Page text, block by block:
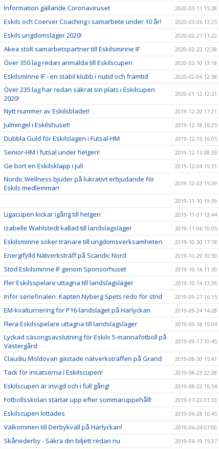
Information gällande Coronaviruset 2020-03-11 15:28
Eskils och Coerver Coaching i samarbete under 10 år! 2020-03-06 13:25
Eskils ungdomsläger 2020! 2020-02-27 11:22
Akea stolt samarbetspartner till Eskilsminne IF 2020-02-22 12:38
Över 350 lag redan anmälda till Eskilscupen 2020-02-10 13:18
Eskilsminne IF - en stabil klubb i nutid och framtid 2020-02-06 12:58
Över 235 lag har redan säkrat sin plats i Eskilcupen
2020!
2020-01-12 12:31
Nytt nummer av Eskilsbladet! 2019-12-20 17:21
Julmingel i Eskilshuset! 2019-12-18 16:25
Dubbla Guld för Eskilslagen i Futsal-HM 2019-12-15 16:05
Senior-HM i futsal under helgen! 2019-12-13 08:33
Ge bort en Eskilsklapp i jul! 2019-12-04 15:31
Nordic Wellness bjuder på lukrativt erbjudande för
Eskils medlemmar!
2019-12-03 15:39
2019-11-10 19:39
Ligacupen kickar igång till helgen 2019-11-07 13:44
Izabelle Wahlstedt kallad till landslagsläger 2019-11-06 10:05
Eskilsminne söker tränare till ungdomsverksamheten 2019-10-30 17:18
Energifylld Nätverksträff på Scandic Nord 2019-10-29 10:50
Stöd Eskilsminne IF genom Sponsorhuset 2019-10-16 11:30
Fler Eskilsspelare uttagna till landslagsläger 2019-10-14 13:36
Inför seriefinalen: Kapten Nyberg Spets redo för strid 2019-09-27 16:15
EM-kvalturnering för P16-landslaget på Harlyckan 2019-09-24 14:28
Flera Eskilsspelare uttagna till landslagsläger 2019-09-18 15:04
Lyckad säsongsavslutning för Eskils 5-mannafotboll på
Västergård
2019-09-17 10:45
Claudiu Moldovan gästade nätverksträffen på Grand 2019-08-30 15:41
Tack för insatserna i Eskilscupen! 2019-08-23 22:28
Eskilscupen är invigd och i full gång! 2019-08-02 16:54
Fotbollsskolan startar upp efter sommaruppehåll! 2019-07-22 01:33
Eskilscupen lottades 2019-06-28 16:45
Välkommen till Derbykväll på Harlyckan! 2019-06-24 07:00
Skånederby - Säkra din biljett redan nu 2019-06-19 15:37